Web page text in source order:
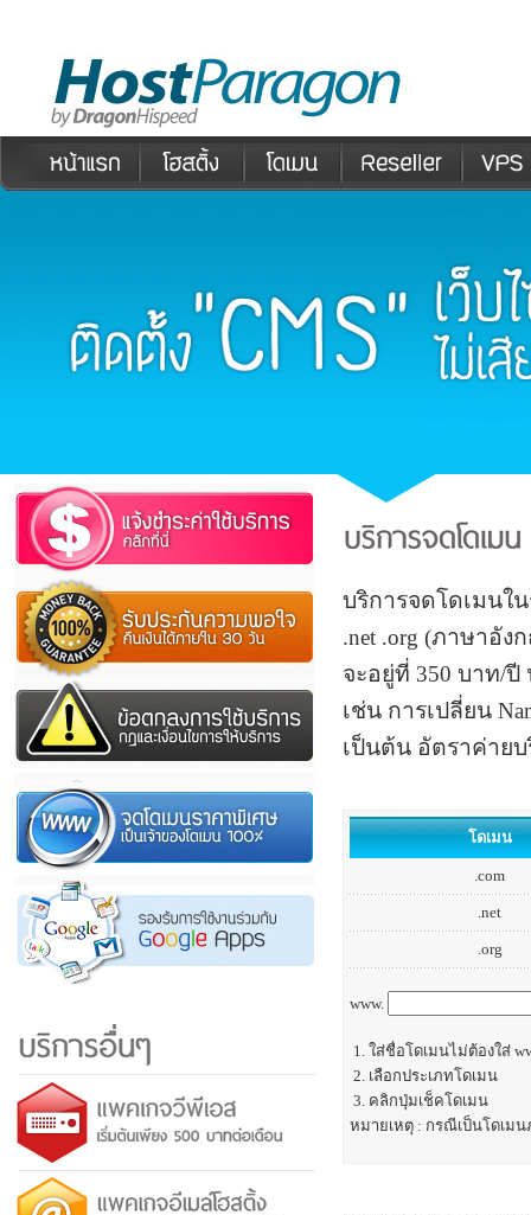
บริการจดโดเมนใ
.net .org (ภาษาอั
จะอยู่ที่ 350 บาท/ปี
เช่น การเปลี่ยน
เป็นต้น อัตราค่าย
โดเมน
.com
.net
.org
www.
1. ใส่ชื่อโดเมนไม่ต้องใส่
2. เลือกประเภทโดเมน
3. คลิกปุ่มเช็คโดเมน
หมายเหตุ : กรณีเป็นโดเมน